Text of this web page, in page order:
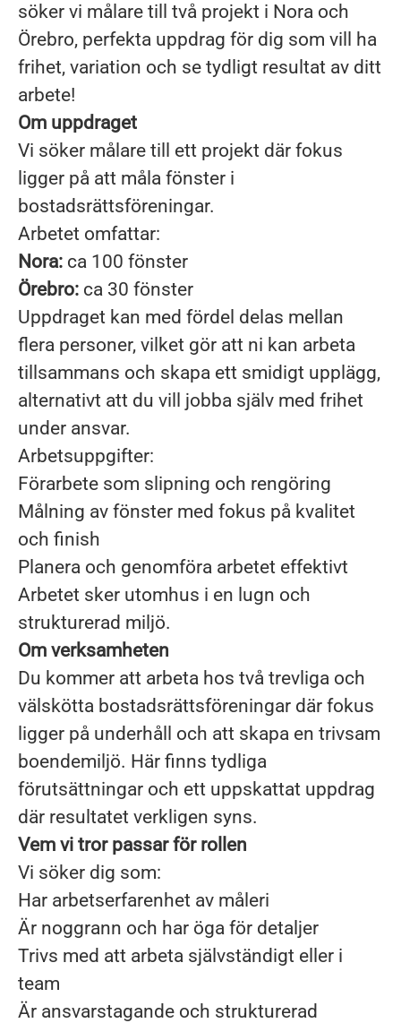
söker vi målare till två projekt i Nora och
Örebro, perfekta uppdrag för dig som vill ha
frihet, variation och se tydligt resultat av ditt
arbete!
Om uppdraget
Vi söker målare till ett projekt där fokus
ligger på att måla fönster i
bostadsrättsföreningar.
Arbetet omfattar:
Nora: ca 100 fönster
Örebro: ca 30 fönster
Uppdraget kan med fördel delas mellan
flera personer, vilket gör att ni kan arbeta
tillsammans och skapa ett smidigt upplägg,
alternativt att du vill jobba själv med frihet
under ansvar.
Arbetsuppgifter:
Förarbete som slipning och rengöring
Målning av fönster med fokus på kvalitet
och finish
Planera och genomföra arbetet effektivt
Arbetet sker utomhus i en lugn och
strukturerad miljö.
Om verksamheten
Du kommer att arbeta hos två trevliga och
välskötta bostadsrättsföreningar där fokus
ligger på underhåll och att skapa en trivsam
boendemiljö. Här finns tydliga
förutsättningar och ett uppskattat uppdrag
där resultatet verkligen syns.
Vem vi tror passar för rollen
Vi söker dig som:
Har arbetserfarenhet av måleri
Är noggrann och har öga för detaljer
Trivs med att arbeta självständigt eller i
team
Är ansvarstagande och strukturerad